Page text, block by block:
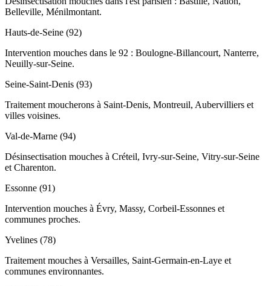
Belleville, Ménilmontant.
Hauts-de-Seine (92)
Intervention mouches dans le 92 : Boulogne-Billancourt, Nanterre,
Neuilly-sur-Seine.
Seine-Saint-Denis (93)
Traitement moucherons à Saint-Denis, Montreuil, Aubervilliers et
villes voisines.
Val-de-Marne (94)
Désinsectisation mouches à Créteil, Ivry-sur-Seine, Vitry-sur-Seine
et Charenton.
Essonne (91)
Intervention mouches à Évry, Massy, Corbeil-Essonnes et
communes proches.
Yvelines (78)
Traitement mouches à Versailles, Saint-Germain-en-Laye et
communes environnantes.